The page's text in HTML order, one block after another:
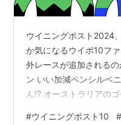
ウイニングポスト2024
か気になるウイポ10フ
外レースが追加される
ン いい加減ペンシルベ
ん!? オーストラリアの
#ウイニングポスト10 #